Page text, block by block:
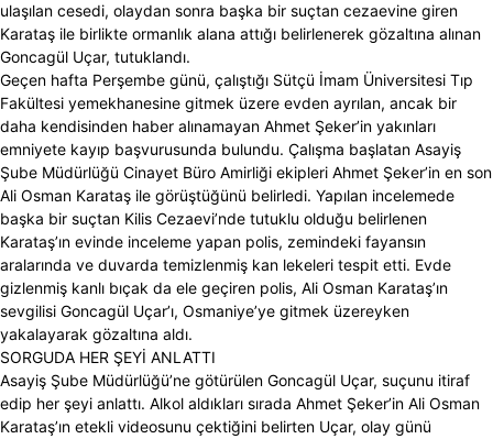
ulaşılan cesedi, olaydan sonra başka bir suçtan cezaevine giren
Karataş ile birlikte ormanlık alana attığı belirlenerek gözaltına alınan
Goncagül Uçar, tutuklandı.
Geçen hafta Perşembe günü, çalıştığı Sütçü İmam Üniversitesi Tıp
Fakültesi yemekhanesine gitmek üzere evden ayrılan, ancak bir
daha kendisinden haber alınamayan Ahmet Şeker’in yakınları
emniyete kayıp başvurusunda bulundu. Çalışma başlatan Asayiş
Şube Müdürlüğü Cinayet Büro Amirliği ekipleri Ahmet Şeker’in en son
Ali Osman Karataş ile görüştüğünü belirledi. Yapılan incelemede
başka bir suçtan Kilis Cezaevi’nde tutuklu olduğu belirlenen
Karataş’ın evinde inceleme yapan polis, zemindeki fayansın
aralarında ve duvarda temizlenmiş kan lekeleri tespit etti. Evde
gizlenmiş kanlı bıçak da ele geçiren polis, Ali Osman Karataş’ın
sevgilisi Goncagül Uçar’ı, Osmaniye’ye gitmek üzereyken
yakalayarak gözaltına aldı.
SORGUDA HER ŞEYİ ANLATTI
Asayiş Şube Müdürlüğü’ne götürülen Goncagül Uçar, suçunu itiraf
edip her şeyi anlattı. Alkol aldıkları sırada Ahmet Şeker’in Ali Osman
Karataş’ın etekli videosunu çektiğini belirten Uçar, olay günü